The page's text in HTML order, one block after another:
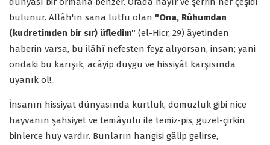
bulunur. Allâh'ın sana lütfu olan "Ona, Rûhumdan
(kudretimden bir sır) üfledim" (el-Hicr, 29) âyetinden
haberin varsa, bu ilâhî nefesten feyz alıyorsan, insan; yani
ondaki bu karışık, acâyip duygu ve hissiyât karşısında
uyanık ol!..
İnsanın hissiyat dünyasında kurtluk, domuzluk gibi nice
hayvanın şahsiyet ve temâyülü ile temiz-pis, güzel-çirkin
binlerce huy vardır. Bunların hangisi gâlip gelirse,